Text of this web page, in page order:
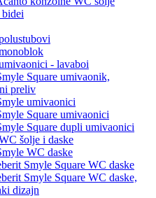
- lavaboi
Square umivaonik,
preliv
umivaonici
Square umivaonici
Square dupli umivaonici
šolje i daske
WC daske
Smyle Square WC daske
Smyle Square WC daske,
dizajn